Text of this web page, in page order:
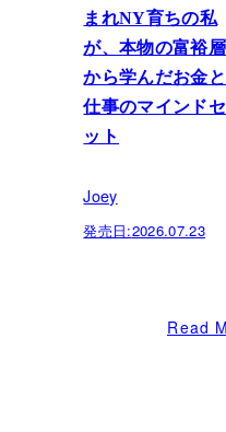
まれNY育ちの私
が、本物の富裕層
から学んだお金と
仕事のマインドセ
ット
Joey
発売日:2026.07.23
Read